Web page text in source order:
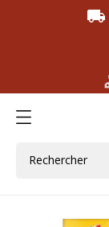
local_shipping